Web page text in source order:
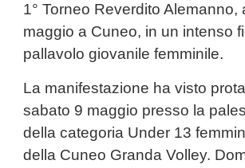
1° Torneo Reverdito
maggio a Cuneo, in un intenso
pallavolo giovanile femminile.
La manifestazione ha visto
sabato 9 maggio presso la
della categoria Under 13
della Cuneo Granda Volley.